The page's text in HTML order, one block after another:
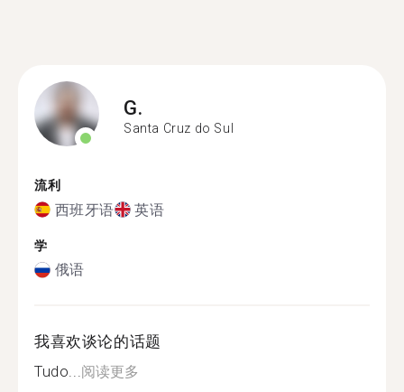
G.
Santa Cruz do Sul
流利
西班牙语 英语
学
俄语
我喜欢谈论的话题
Tudo...阅读更多